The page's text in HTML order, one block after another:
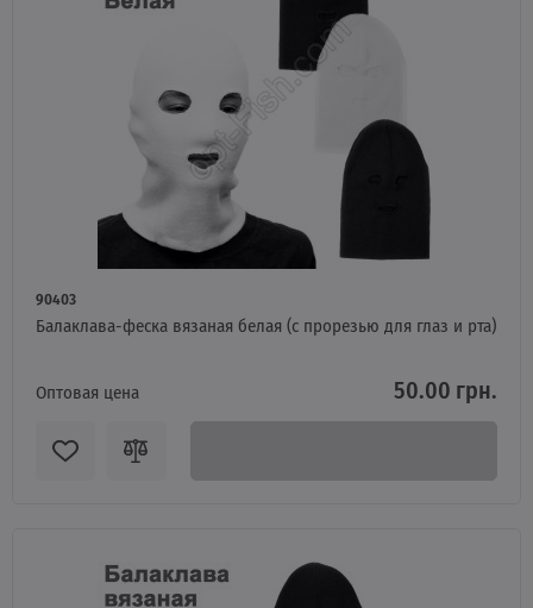
90403
Балаклава-феска вязаная белая (с прорезью для глаз и рта)
Оптовая цена 50.00 грн.